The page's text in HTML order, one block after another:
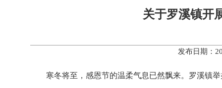
关于罗溪镇开
发布日期：
寒冬将至，感恩节的温柔气息已然飘来。罗溪镇